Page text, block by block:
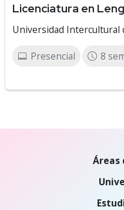
Licenciatura en
Universidad Intercultural
Presencial 8
Áreas